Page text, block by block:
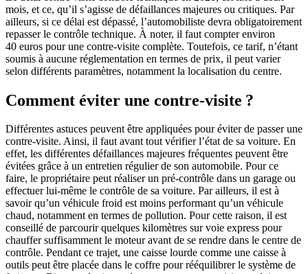
mois, et ce, qu’il s’agisse de défaillances majeures ou critiques. Par
ailleurs, si ce délai est dépassé, l’automobiliste devra obligatoirement
repasser le contrôle technique. À noter, il faut compter environ
40 euros pour une contre-visite complète. Toutefois, ce tarif, n’étant
soumis à aucune réglementation en termes de prix, il peut varier
selon différents paramètres, notamment la localisation du centre.
Comment éviter une contre-visite ?
Différentes astuces peuvent être appliquées pour éviter de passer une
contre-visite. Ainsi, il faut avant tout vérifier l’état de sa voiture. En
effet, les différentes défaillances majeures fréquentes peuvent être
évitées grâce à un entretien régulier de son automobile. Pour ce
faire, le propriétaire peut réaliser un pré-contrôle dans un garage ou
effectuer lui-même le contrôle de sa voiture. Par ailleurs, il est à
savoir qu’un véhicule froid est moins performant qu’un véhicule
chaud, notamment en termes de pollution. Pour cette raison, il est
conseillé de parcourir quelques kilomètres sur voie express pour
chauffer suffisamment le moteur avant de se rendre dans le centre de
contrôle. Pendant ce trajet, une caisse lourde comme une caisse à
outils peut être placée dans le coffre pour rééquilibrer le système de